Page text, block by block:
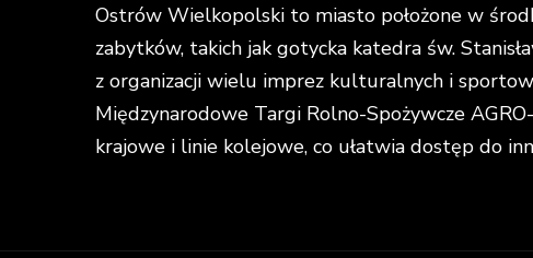
Ostrów Wielkopolski to miasto położone w
zabytków, takich jak gotycka katedra św.
z organizacji wielu imprez kulturalnych i
Międzynarodowe Targi Rolno-Spożywcze
krajowe i linie kolejowe, co ułatwia dostęp do